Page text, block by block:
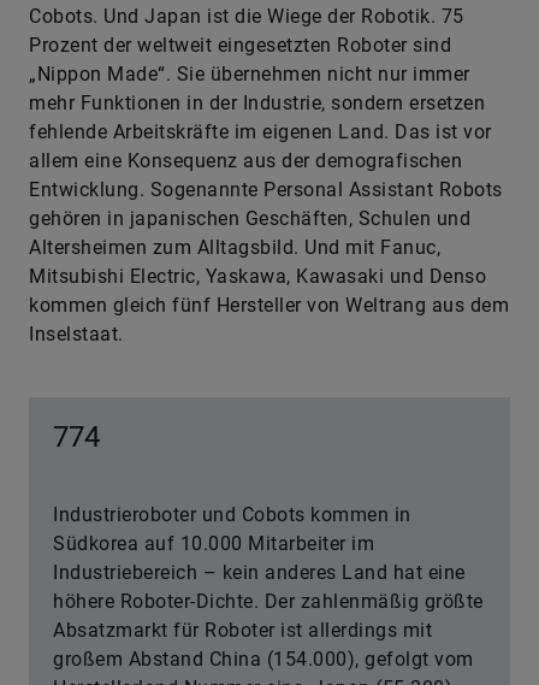
Cobots. Und Japan ist die Wiege der Robotik. 75
Prozent der weltweit eingesetzten Roboter sind
„Nippon Made“. Sie übernehmen nicht nur immer
mehr Funktionen in der Industrie, sondern ersetzen
fehlende Arbeitskräfte im eigenen Land. Das ist vor
allem eine Konsequenz aus der demografischen
Entwicklung. Sogenannte Personal Assistant Robots
gehören in japanischen Geschäften, Schulen und
Altersheimen zum Alltagsbild. Und mit Fanuc,
Mitsubishi Electric, Yaskawa, Kawa­saki und Denso
kommen gleich fünf Hersteller von Weltrang aus dem
Inselstaat.
774
Industrieroboter und Cobots kommen in
Südkorea auf 10.000 Mitarbeiter im
Industriebereich – kein anderes Land hat eine
höhere Roboter-Dichte. Der zahlenmäßig größte
Absatzmarkt für Roboter ist allerdings mit
großem Abstand China (154.000), gefolgt vom